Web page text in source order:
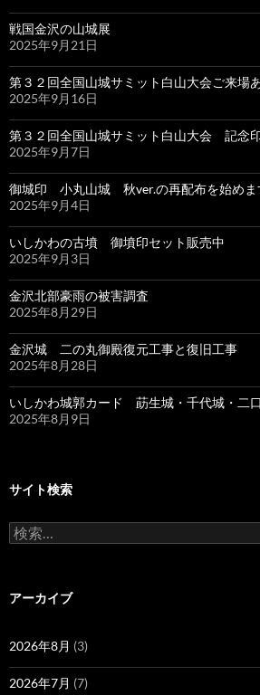
戦国金沢の山城展
2025年9月21日
第３２回全国山城サミット白山大会ご来場
2025年9月16日
第３２回全国山城サミット白山大会 記念
2025年9月7日
御城印 小丸山城 秋ver.の再配布を始めま
2025年9月4日
いしかわの古墳 御墳印セット販売中
2025年9月3日
金沢北部豪雨の被害調査
2025年8月29日
金沢城 二の丸御殿復元工事と復旧工事
2025年8月28日
いしかわ城郭カード 莇生城・千代城・二
2025年8月9日
サイト検索
検
索:
アーカイブ
2026年8月 (3)
2026年7月 (7)